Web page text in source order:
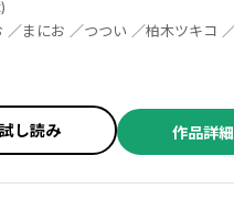
試し読み 作品詳細